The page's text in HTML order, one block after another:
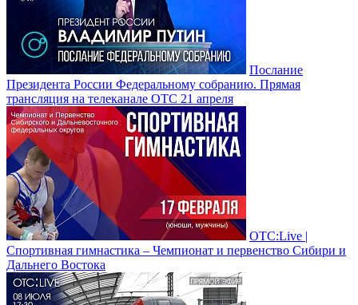
Послание
Президента России Федеральному собранию. Прямая
трансляция на телеканале ОТС 21 апреля
ОТС:Live |
Спортивная гимнастика – Чемпионат и первенство Сибири и
Дальнего Востока